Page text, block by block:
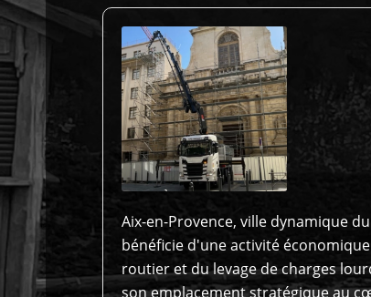
Aix-en-Provence, ville dynamique
bénéficie d'une activité
routier et du levage de charges
son emplacement stratégique au